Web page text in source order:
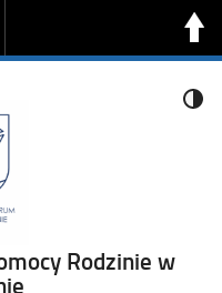
Rodzinie w